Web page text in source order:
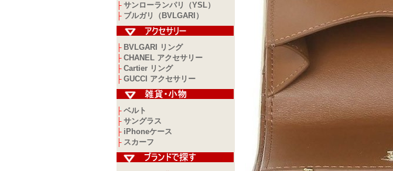
├ サンローランパリ（YSL）
├ ブルガリ（BVLGARI）
├ BVLGARI リング
├ CHANEL アクセサリー
├ Cartier リング
├ GUCCI アクセサリー
├ ベルト
├ サングラス
├ iPhoneケース
├ スカーフ